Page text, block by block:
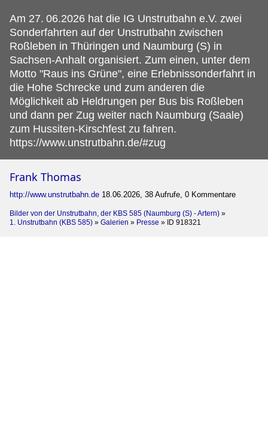
Am 27. 06.2026 hat die IG Unstrutbahn e.V. zwei
Sonderfahrten auf der Unstrutbahn zwischen
Roßleben in Thüringen und Naumburg (S) in
Sachsen-Anhalt organisiert. Zum einen, unter dem
Motto "Raus ins Grüne", eine Erlebnissonderfahrt in
die Hohe Schrecke und zum anderen die
Möglichkeit ab Heldrungen per Bus bis Roßleben
und dann per Zug weiter nach Naumburg (Saale)
zum Hussiten-Kirschfest zu fahren.
https://www.unstrutbahn.de/#zug
Frank Thomas
http://www.unstrutbahn.de 18.06.2026, 38 Aufrufe, 0 Kommentare
Bilder von der Unstrutbahn, der KBS 585 (Naumburg (S) - Artern) »
1. Unstrutbahn (KBS 585) » Galerien » Presse » ID 918321